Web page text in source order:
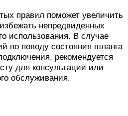
правил поможет увеличить
непредвиденных
использования. В случае
по поводу состояния шланга
рекомендуется
для консультации или
обслуживания.